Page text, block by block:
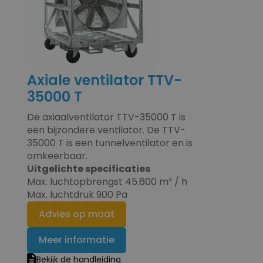
Axiale ventilator TTV-
35000 T
De axiaalventilator TTV-35000 T is
een bijzondere ventilator. De TTV-
35000 T is een tunnelventilator en is
omkeerbaar.
Uitgelichte specificaties
Max. luchtopbrengst 45.600 m³ / h
Max. luchtdruk 900 Pa
Advies op maat
Meer informatie
Bekijk de handleiding